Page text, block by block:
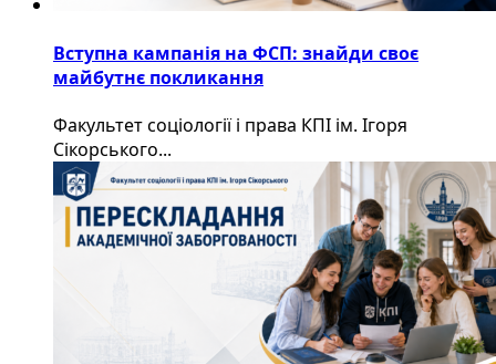
Вступна кампанія на ФСП: знайди своє
майбутнє покликання
Факультет соціології і права КПІ ім. Ігоря
Сікорського...